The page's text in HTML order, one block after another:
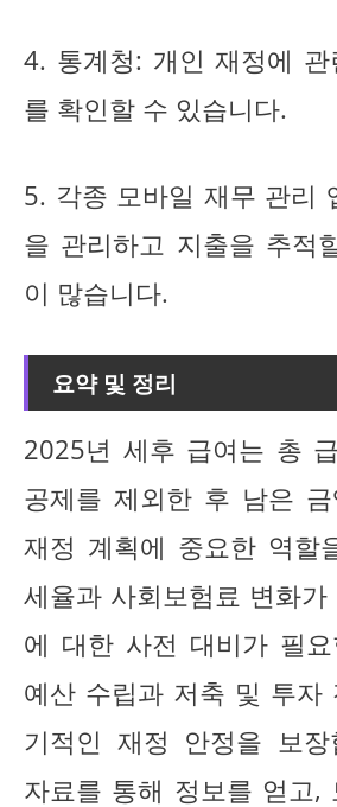
4. 통계청: 개인 재정에
를 확인할 수 있습니다.
5. 각종 모바일 재무 관리
을 관리하고 지출을 추적
이 많습니다.
요약 및 정리
2025년 세후 급여는 총
공제를 제외한 후 남은 금
재정 계획에 중요한 역할
세율과 사회보험료 변화가
에 대한 사전 대비가 필
예산 수립과 저축 및 투자
기적인 재정 안정을 보장
자료를 통해 정보를 얻고,